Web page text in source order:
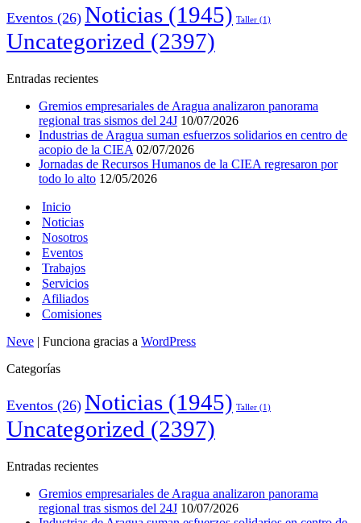
Eventos (26) Noticias (1945) Taller (1)
Uncategorized (2397)
Entradas recientes
Gremios empresariales de Aragua analizaron panorama
regional tras sismos del 24J 10/07/2026
Industrias de Aragua suman esfuerzos solidarios en centro de
acopio de la CIEA 02/07/2026
Jornadas de Recursos Humanos de la CIEA regresaron por
todo lo alto 12/05/2026
Inicio
Noticias
Nosotros
Eventos
Trabajos
Servicios
Afiliados
Comisiones
Neve | Funciona gracias a WordPress
Categorías
Eventos (26) Noticias (1945) Taller (1)
Uncategorized (2397)
Entradas recientes
Gremios empresariales de Aragua analizaron panorama
regional tras sismos del 24J 10/07/2026